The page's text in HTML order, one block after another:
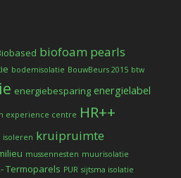
biofoam pearls
bodemisolatie BouwBeurs 2015 btw
energiebesparing energielabel
experience centre HR++
isoleren kruipruimte
mussennesten muurisolatie
Termoparels PUR sijtsma isolatie